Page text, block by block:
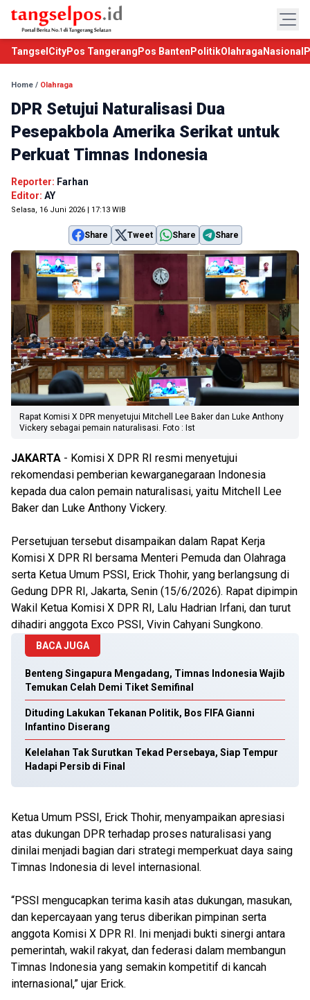
TangselCityPos Tangerang Pos Banten PolitikOlahraga Nasional
Home / Olahraga
DPR Setujui Naturalisasi Dua
Pesepakbola Amerika Serikat untuk
Perkuat Timnas Indonesia
Reporter: Farhan
Editor: AY
Selasa, 16 Juni 2026 | 17:13 WIB
Share Tweet Share Share
Rapat Komisi X DPR menyetujui Mitchell Lee Baker dan Luke Anthony
Vickery sebagai pemain naturalisasi. Foto : Ist
JAKARTA - Komisi X DPR RI resmi menyetujui
rekomendasi pemberian kewarganegaraan Indonesia
kepada dua calon pemain naturalisasi, yaitu Mitchell Lee
Baker dan Luke Anthony Vickery.
Persetujuan tersebut disampaikan dalam Rapat Kerja
Komisi X DPR RI bersama Menteri Pemuda dan Olahraga
serta Ketua Umum PSSI, Erick Thohir, yang berlangsung di
Gedung DPR RI, Jakarta, Senin (15/6/2026). Rapat dipimpin
Wakil Ketua Komisi X DPR RI, Lalu Hadrian Irfani, dan turut
dihadiri anggota Exco PSSI, Vivin Cahyani Sungkono.
BACA JUGA
Benteng Singapura Mengadang, Timnas Indonesia Wajib
Temukan Celah Demi Tiket Semifinal
Dituding Lakukan Tekanan Politik, Bos FIFA Gianni
Infantino Diserang
Kelelahan Tak Surutkan Tekad Persebaya, Siap Tempur
Hadapi Persib di Final
Ketua Umum PSSI, Erick Thohir, menyampaikan apresiasi
atas dukungan DPR terhadap proses naturalisasi yang
dinilai menjadi bagian dari strategi memperkuat daya saing
Timnas Indonesia di level internasional.
“PSSI mengucapkan terima kasih atas dukungan, masukan,
dan kepercayaan yang terus diberikan pimpinan serta
anggota Komisi X DPR RI. Ini menjadi bukti sinergi antara
pemerintah, wakil rakyat, dan federasi dalam membangun
Timnas Indonesia yang semakin kompetitif di kancah
internasional,” ujar Erick.